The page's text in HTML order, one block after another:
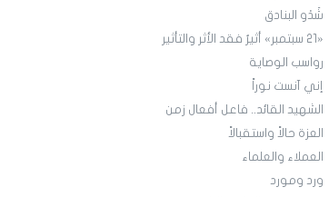
شَدْو البنادق
«21 سبتمبر» أثيرٌ فقد الأثر والتأثير
رواسب الوصاية
إني آنست نوراً
الشهيد القائد.. فاعل أفعال زمن
العزة حالاً واستقبالاً
العملاء والعلماء
ورد ومورد